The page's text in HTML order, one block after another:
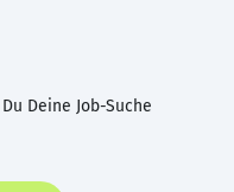
Deine Job-Suche